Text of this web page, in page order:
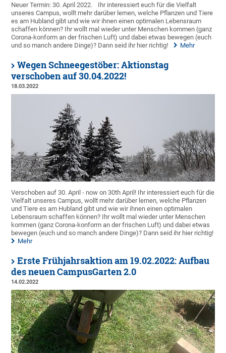
Neuer Termin: 30. April 2022.
Ihr interessiert euch für die Vielfalt
unseres Campus, wollt mehr darüber lernen, welche Pflanzen und Tiere
es am Hubland gibt und wie wir ihnen einen optimalen Lebensraum
schaffen können? Ihr wollt mal wieder unter Menschen kommen (ganz
Corona-konform an der frischen Luft) und dabei etwas bewegen (euch
und so manch andere Dinge)? Dann seid ihr hier richtig!
Mehr
Wegen Schneegestöber: Aktionstag
verschoben auf 30.04.2022!
18.03.2022
Verschoben auf 30. April - now on 30th April! Ihr interessiert euch für die
Vielfalt unseres Campus, wollt mehr darüber lernen, welche Pflanzen
und Tiere es am Hubland gibt und wie wir ihnen einen optimalen
Lebensraum schaffen können? Ihr wollt mal wieder unter Menschen
kommen (ganz Corona-konform an der frischen Luft) und dabei etwas
bewegen (euch und so manch andere Dinge)? Dann seid ihr hier richtig!
Mehr
Erste Frühjahrsaktion am 19.02.2022: Aufbau
des neuen CampusGarten 2.0
14.02.2022